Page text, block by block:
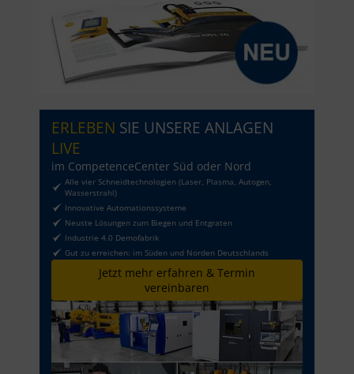
ERLEBEN SIE UNSERE ANLAGEN
LIVE
im CompetenceCenter Süd oder Nord
Alle vier Schneidtechnologien (Laser, Plasma, Autogen,
Wasserstrahl)
Innovative Automationssysteme
Neuste Lösungen zum Biegen und Entgraten
Industrie 4.0 Demofabrik
Gut zu erreichen: im Süden und Norden Deutschlands
Jetzt mehr erfahren & Termin
vereinbaren